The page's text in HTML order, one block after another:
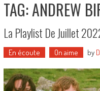
TAG: ANDREW
La Playlist De Juillet
En écoute On aime by